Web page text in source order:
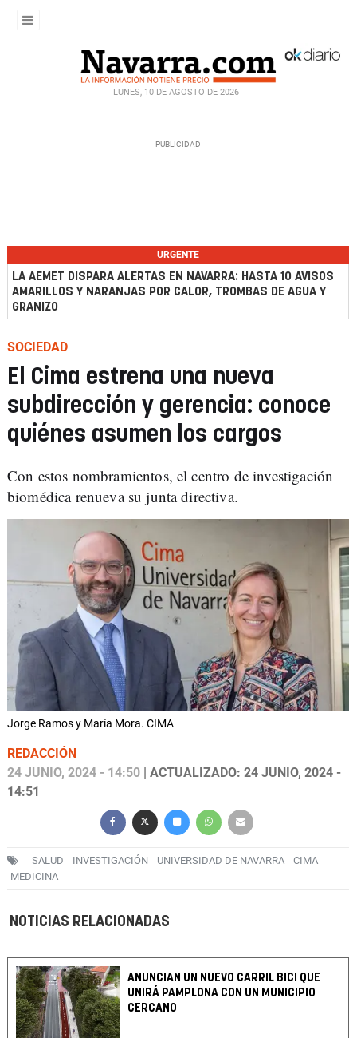
LUNES, 10 DE AGOSTO DE 2026
URGENTE
LA AEMET DISPARA ALERTAS EN NAVARRA: HASTA 10 AVISOS
AMARILLOS Y NARANJAS POR CALOR, TROMBAS DE AGUA Y
GRANIZO
SOCIEDAD
El Cima estrena una nueva
subdirección y gerencia: conoce
quiénes asumen los cargos
Con estos nombramientos, el centro de investigación
biomédica renueva su junta directiva.
Jorge Ramos y María Mora. CIMA
REDACCIÓN
24 JUNIO, 2024 - 14:50 | ACTUALIZADO: 24 JUNIO, 2024 -
14:51
SALUD INVESTIGACIÓN UNIVERSIDAD DE NAVARRA
CIMA
MEDICINA
NOTICIAS RELACIONADAS
ANUNCIAN UN NUEVO CARRIL BICI QUE
UNIRÁ PAMPLONA CON UN MUNICIPIO
CERCANO